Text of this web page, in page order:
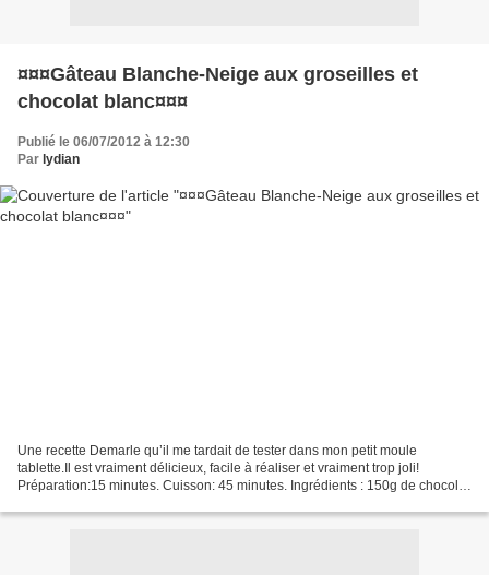
¤¤¤Gâteau Blanche-Neige aux groseilles et
chocolat blanc¤¤¤
Publié le 06/07/2012 à 12:30
Par lydian
Une recette Demarle qu’il me tardait de tester dans mon petit moule
tablette.Il est vraiment délicieux, facile à réaliser et vraiment trop joli!
Préparation:15 minutes. Cuisson: 45 minutes. Ingrédients : 150g de chocolat